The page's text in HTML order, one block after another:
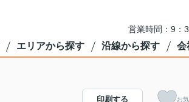
営業時間：9：
エリアから探す 沿線から探す 会
印刷する お